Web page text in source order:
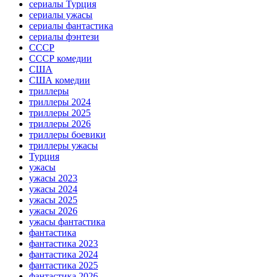
сериалы Турция
сериалы ужасы
сериалы фантастика
сериалы фэнтези
СССР
СССР комедии
США
США комедии
триллеры
триллеры 2024
триллеры 2025
триллеры 2026
триллеры боевики
триллеры ужасы
Турция
ужасы
ужасы 2023
ужасы 2024
ужасы 2025
ужасы 2026
ужасы фантастика
фантастика
фантастика 2023
фантастика 2024
фантастика 2025